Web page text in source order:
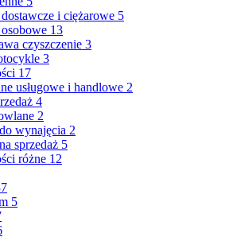
i ciężarowe 5
13
czyszczenie 3
3
17
usługowe i handlowe 2
4
2
wynajęcia 2
sprzedaż 5
różne 12
5